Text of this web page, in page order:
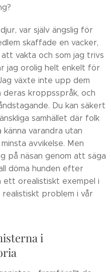
var själv ängslig för
skaffade en vacker,
vakta och som jag trivs
jag orolig helt enkelt för
växte inte upp dem
kroppsspråk, och
Du kan säkert
samhället där folk
varandra utan
avvikelse. Men
på näsan genom att säga
döma hunden efter
ett orealistiskt exempel i
problem i vår
i